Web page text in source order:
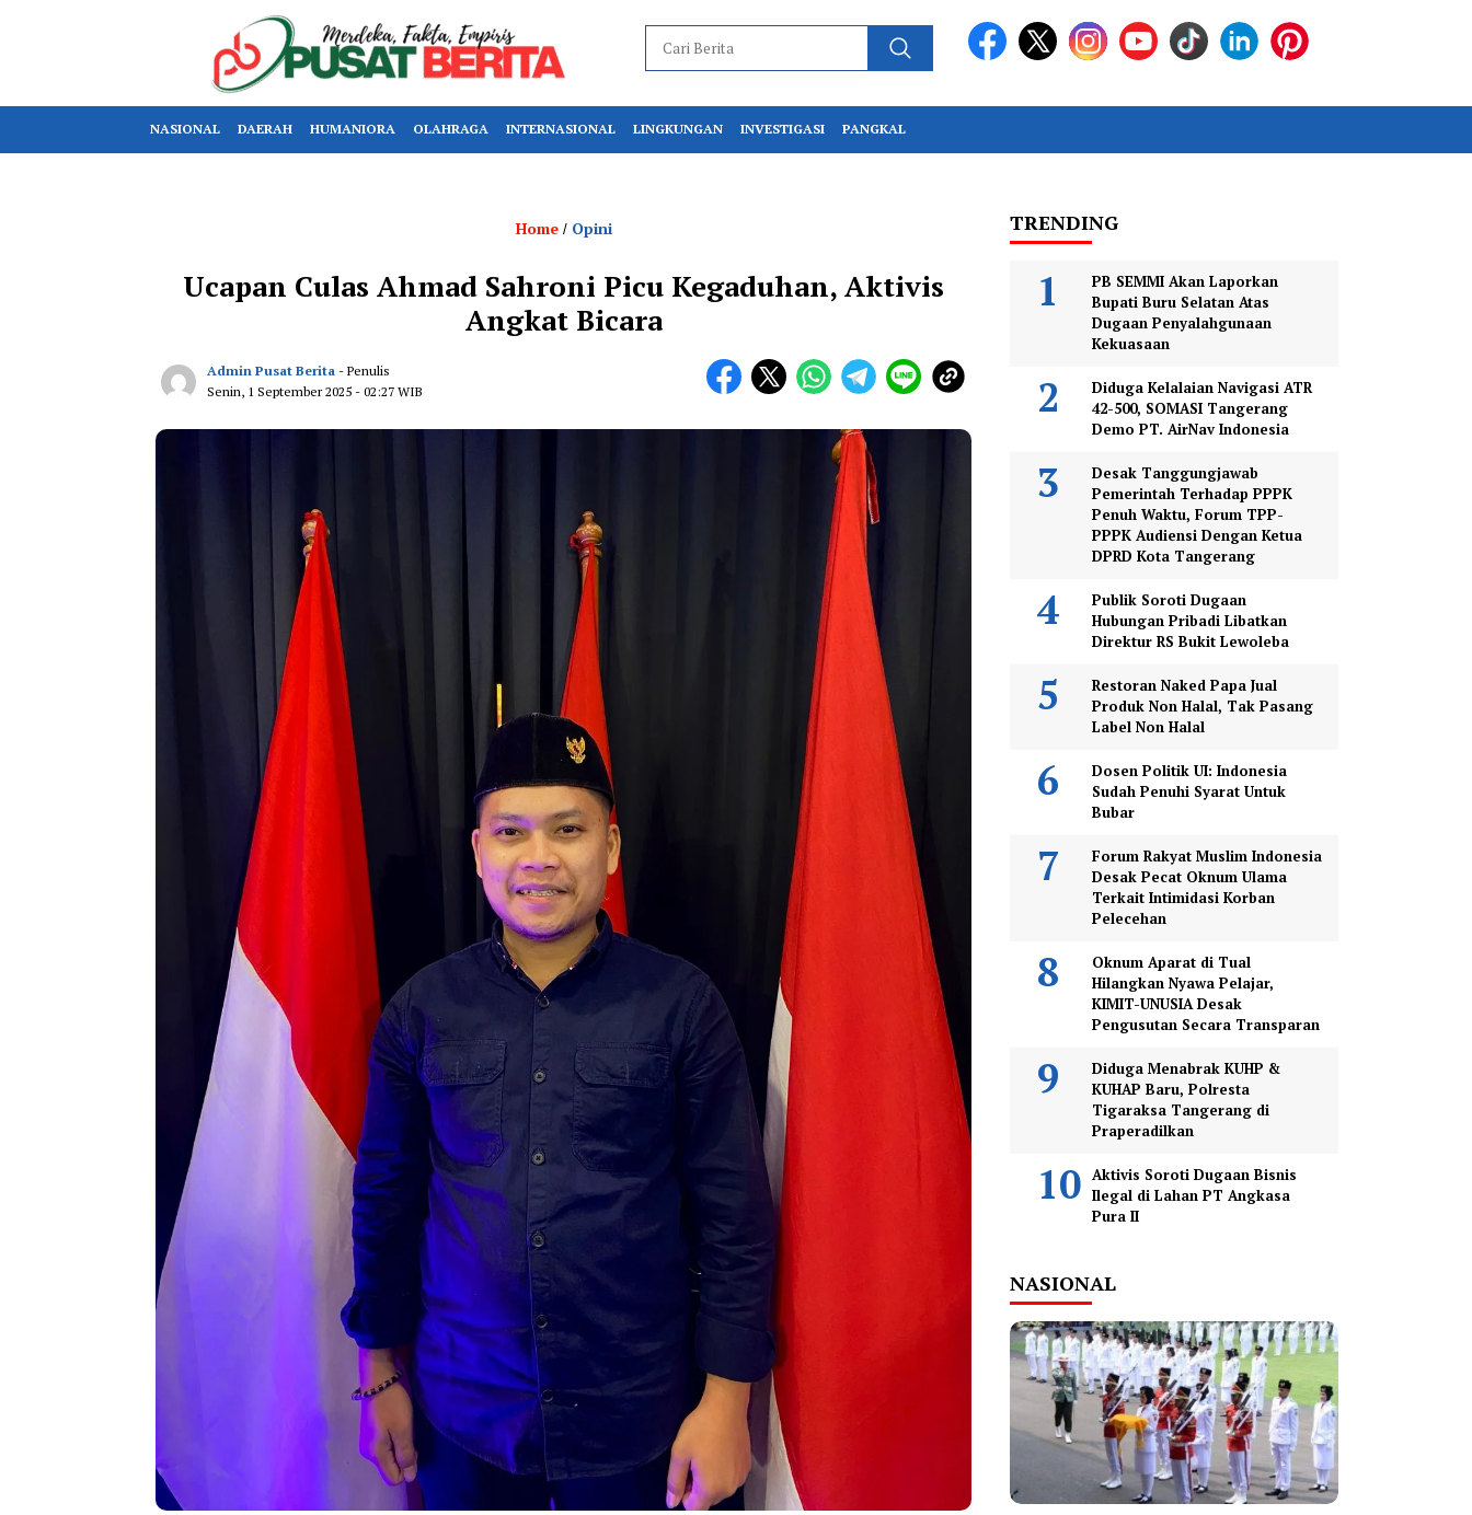
NASIONAL DAERAH HUMANIORA OLAHRAGA INTERNASIONAL LINGKUNGAN INVESTIGASI PANGKAL
Home/ Opini
Ucapan Culas Ahmad Sahroni Picu Kegaduhan, Aktivis
Angkat Bicara
Admin Pusat Berita - Penulis
Senin, 1 September 2025 - 02:27 WIB
TRENDING
PB SEMMI Akan Laporkan
Bupati Buru Selatan Atas
Dugaan Penyalahgunaan
Kekuasaan
Diduga Kelalaian Navigasi ATR
42-500, SOMASI Tangerang
Demo PT. AirNav Indonesia
Desak Tanggungjawab
Pemerintah Terhadap PPPK
Penuh Waktu, Forum TPP-
PPPK Audiensi Dengan Ketua
DPRD Kota Tangerang
Publik Soroti Dugaan
Hubungan Pribadi Libatkan
Direktur RS Bukit Lewoleba
Restoran Naked Papa Jual
Produk Non Halal, Tak Pasang
Label Non Halal
Dosen Politik UI: Indonesia
Sudah Penuhi Syarat Untuk
Bubar
Forum Rakyat Muslim Indonesia
Desak Pecat Oknum Ulama
Terkait Intimidasi Korban
Pelecehan
Oknum Aparat di Tual
Hilangkan Nyawa Pelajar,
KIMIT-UNUSIA Desak
Pengusutan Secara Transparan
Diduga Menabrak KUHP &
KUHAP Baru, Polresta
Tigaraksa Tangerang di
Praperadilkan
Aktivis Soroti Dugaan Bisnis
Ilegal di Lahan PT Angkasa
Pura II
NASIONAL